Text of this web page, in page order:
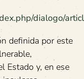
dialogo/
definida por este
Estado y, en ese